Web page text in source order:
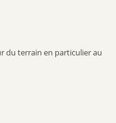
du terrain en particulier au